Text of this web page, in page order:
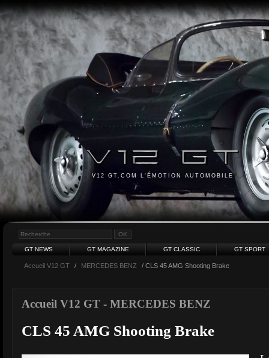
V12 GT.COM L'ÉMOTION AUTOMOBILE
GT NEWS GT MAGAZINE GT CLASSIC GT SPORT
Accueil V12 GT / MERCEDES BENZ / CLS 45 AMG Shooting Brake
Accueil V12 GT - MERCEDES BENZ
CLS 45 AMG Shooting Brake